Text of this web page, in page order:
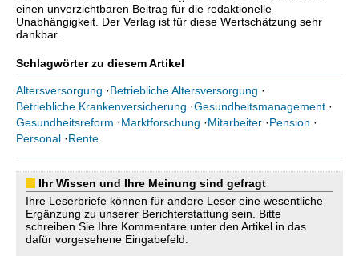
einen unverzichtbaren Beitrag für die redaktionelle
Unabhängigkeit. Der Verlag ist für diese Wertschätzung sehr
dankbar.
Schlagwörter zu diesem Artikel
Altersversorgung ·Betriebliche Altersversorgung ·
Betriebliche Krankenversicherung ·Gesundheitsmanagement ·
Gesundheitsreform ·Marktforschung ·Mitarbeiter ·Pension ·
Personal ·Rente
Ihr Wissen und Ihre Meinung sind gefragt
Ihre Leserbriefe können für andere Leser eine wesentliche
Ergänzung zu unserer Berichterstattung sein. Bitte
schreiben Sie Ihre Kommentare unter den Artikel in das
dafür vorgesehene Eingabefeld.